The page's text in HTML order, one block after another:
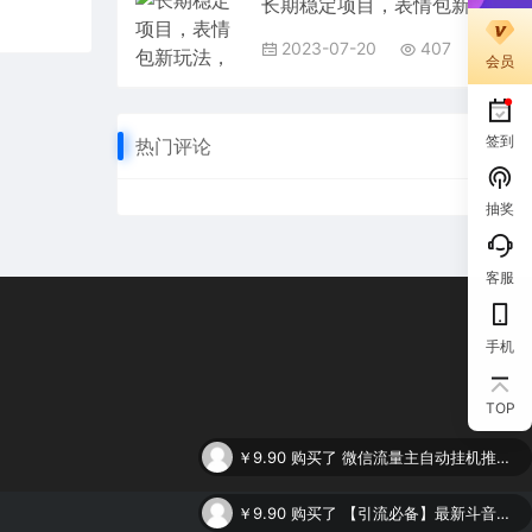
长期稳定项目，表情包新玩法，无脑搬运0基础可做，一部手机实现日入300+
2023-07-20 407
热门评论
会员
签到
抽奖
客服
手机
TOP
微信流量主自动挂机推广，轻松日入900+，简单易上手，做就有收益。